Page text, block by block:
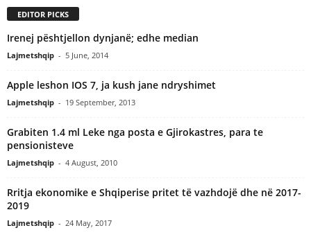
EDITOR PICKS
Irenej pështjellon dynjanë; edhe median
Lajmetshqip - 5 June, 2014
Apple leshon IOS 7, ja kush jane ndryshimet
Lajmetshqip - 19 September, 2013
Grabiten 1.4 ml Leke nga posta e Gjirokastres, para te
pensionisteve
Lajmetshqip - 4 August, 2010
Rritja ekonomike e Shqiperise pritet të vazhdojë dhe në 2017-
2019
Lajmetshqip - 24 May, 2017